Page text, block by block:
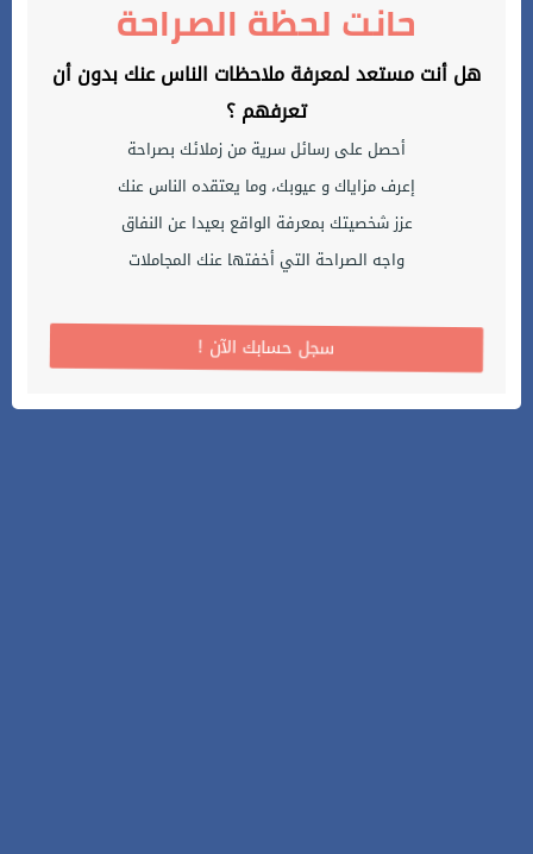
حانت لحظة الصراحة
هل أنت مستعد لمعرفة ملاحظات الناس عنك بدون أن
تعرفهم ؟
أحصل على رسائل سرية من زملائك بصراحة
إعرف مزاياك و عيوبك، وما يعتقده الناس عنك
عزز شخصيتك بمعرفة الواقع بعيدا عن النفاق
واجه الصراحة التي أخفتها عنك المجاملات
! سجل حسابك الآن